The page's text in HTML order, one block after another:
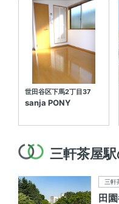
世田谷区下馬2丁目37
sanja PONY
三軒茶屋
三軒
田